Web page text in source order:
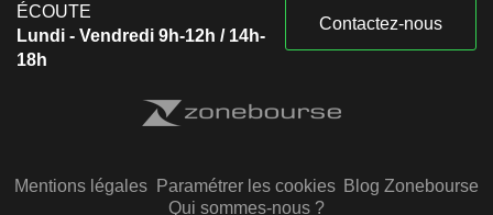
ÉCOUTE
Lundi - Vendredi 9h-12h / 14h-
18h
Contactez-nous
Mentions légales Paramétrer les cookies Blog Zonebourse
Qui sommes-nous ?